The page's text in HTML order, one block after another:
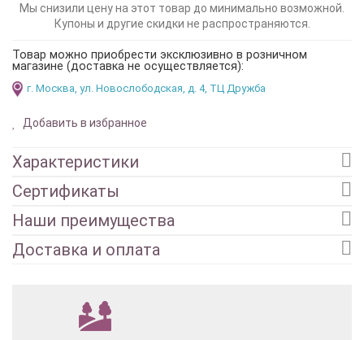
Мы снизили цену на этот товар до минимально возможной.
Купоны и другие скидки не распространяются.
Товар можно приобрести эксклюзивно в розничном
магазине (доставка не осуществляется):
г. Москва, ул. Новослободская, д. 4, ТЦ Дружба
Добавить в избранное
Характеристики
Сертификаты
Наши преимущества
Доставка и оплата